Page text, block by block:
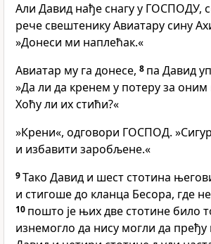
Али Давид нађе снагу у ГОСПОДУ,
рече свештенику Авиатару сину
»Донеси ми наплећак.«
Авиатар му га донесе, 8 па Давид
»Да ли да кренем у потеру за
Хоћу ли их стићи?«
»Крени«, одговори ГОСПОД.
и избавити заробљене.«
9Тако Давид и шест стотина
и стигоше до кланца Бесора, где
10 пошто је њих две стотине било
изнемогло да нису могли да пређу